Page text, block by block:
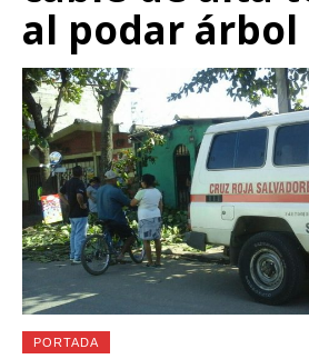
al podar árbol
PORTADA